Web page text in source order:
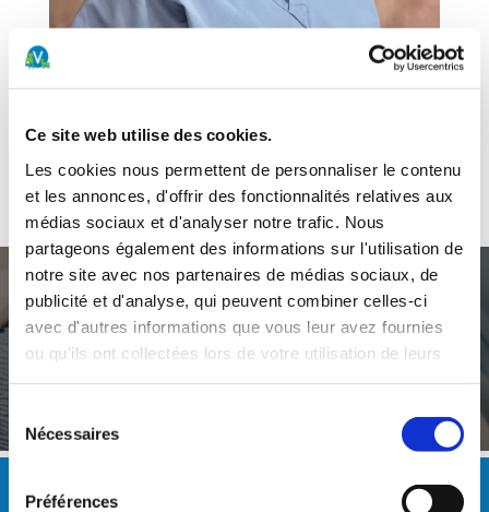
Ce site web utilise des cookies.
Les cookies nous permettent de personnaliser le contenu
et les annonces, d'offrir des fonctionnalités relatives aux
médias sociaux et d'analyser notre trafic. Nous
partageons également des informations sur l'utilisation de
notre site avec nos partenaires de médias sociaux, de
publicité et d'analyse, qui peuvent combiner celles-ci
avec d'autres informations que vous leur avez fournies
ou qu'ils ont collectées lors de votre utilisation de leurs
Sélection
du Nécessaires
Préférences
Rôle : AMV
Polyvalente
Un service d’urgences ouvert 24h/24 et 7j/7
0900 022 022 (2fr/min)
HEURES D'OUVERTURE